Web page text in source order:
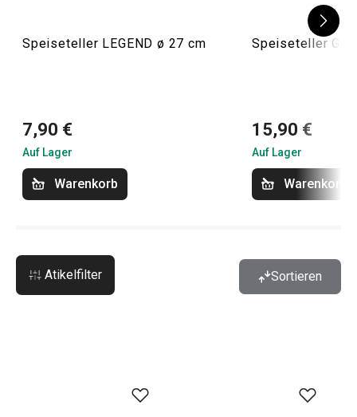
Speiseteller LEGEND ø 27 cm
7,90 €
Auf Lager
Warenkorb
Speiseteller
15,90 €
Auf Lager
Warenkorb
Atikelfilter Sortieren